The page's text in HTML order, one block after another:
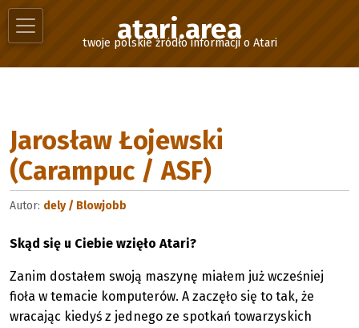
atari.area
twoje polskie źródło informacji o Atari
Jarosław Łojewski
(Carampuc / ASF)
Autor: dely / Blowjobb
Skąd się u Ciebie wzięło Atari?
Zanim dostałem swoją maszynę miałem już wcześniej
fioła w temacie komputerów. A zaczęło się to tak, że
wracając kiedyś z jednego ze spotkań towarzyskich